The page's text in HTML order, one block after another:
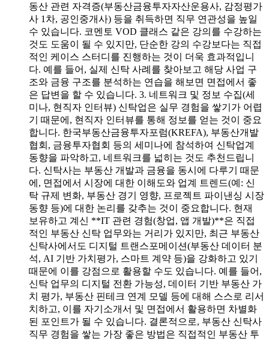
동산 관련 자격증(부동산금융투자자산운용사, 감정평가
사 1차, 공인중개사) 등을 취득하면 직무 연관성을 높일
수 있습니다. 코멘토 VOD 클래스 같은 강의를 수강하는
것도 도움이 될 수 있지만, 단순한 강의 수강보다는 직접
적인 케이스 스터디를 진행하는 것이 더욱 효과적입니
다. 예를 들어, 실제 신탁 사례를 찾아보고 해당 사업 구
조와 금융 구조를 분석하는 연습을 해보면 면접에서 좋
은 답변을 할 수 있습니다. 3. 네트워크 및 정보 수집(세
미나, 현직자 인터뷰) 신탁업은 실무 경험을 쌓기가 어렵
기 때문에, 현직자 인터뷰를 통해 정보를 얻는 것이 중요
합니다. 한국부동산금융투자포럼(KREFA), 부동산개발
협회, 금융투자협회 등의 세미나에 참석하여 신탁업계
동향을 파악하고, 네트워크를 넓히는 것도 추천드립니
다. 신탁사는 부동산 개발과 금융을 동시에 다루기 때문
에, 면접에서 시장에 대한 이해도와 업계 트렌드(예: 신
탁 규제 변화, 부동산 경기 영향, 프로젝트 파이낸싱 시장
동향 등)에 대한 논리를 갖추는 것이 중요합니다. 현재
보유하고 계신 **IT 관련 경험(창업, 앱 개발)**은 직접
적인 부동산 신탁 업무와는 거리가 있지만, 최근 부동산
신탁사에서도 디지털 트랜스포메이션(부동산 데이터 분
석, AI 기반 가치평가, 스마트 계약 등)을 강화하고 있기
때문에 이를 강점으로 활용할 수도 있습니다. 예를 들어,
신탁 업무의 디지털 전환 가능성, 데이터 기반 부동산 가
치 평가, 부동산 핀테크 연계 모델 등에 대해 스스로 리서
치하고, 이를 자기소개서 및 면접에서 활용하면 차별화
된 포인트가 될 수 있습니다. 결론적으로, 부동산 신탁사
직무 경험을 쌓는 가장 좋은 방법은 직접적인 부동산 투